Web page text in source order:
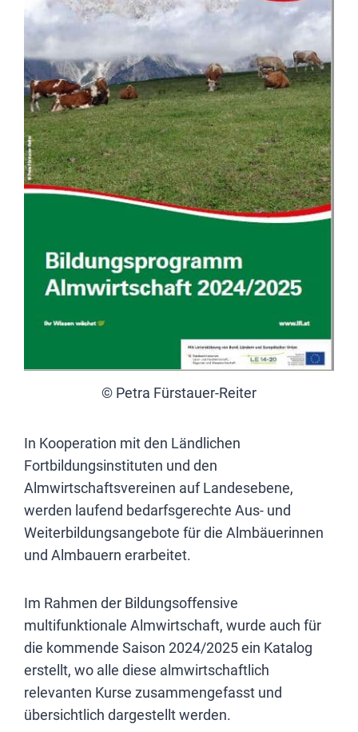
© Petra Fürstauer-Reiter
In Kooperation mit den Ländlichen
Fortbildungsinstituten und den
Almwirtschaftsvereinen auf Landesebene,
werden laufend bedarfsgerechte Aus- und
Weiterbildungsangebote für die Almbäuerinnen
und Almbauern erarbeitet.
Im Rahmen der Bildungsoffensive
multifunktionale Almwirtschaft, wurde auch für
die kommende Saison 2024/2025 ein Katalog
erstellt, wo alle diese almwirtschaftlich
relevanten Kurse zusammengefasst und
übersichtlich dargestellt werden.